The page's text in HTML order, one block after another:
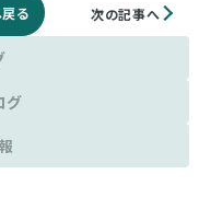
グ
る 次の記事へ